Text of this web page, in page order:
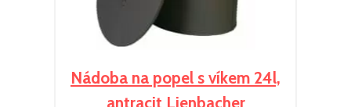
Nádoba na popel s víkem 24l,
antracit Lienbacher